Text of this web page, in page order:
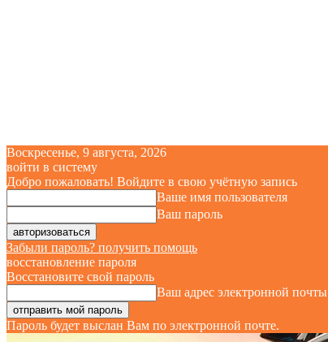
Воскресенье, 9 августа, 2026
войти в систему
Добро пожаловать! Войдите в свою учётную запись
Ваше имя пользователя
Ваш пароль
Забыли пароль? получить помощь
восстановление пароля
Восстановите свой пароль
Ваш адрес электронной почты
Пароль будет выслан Вам по электронной почте.